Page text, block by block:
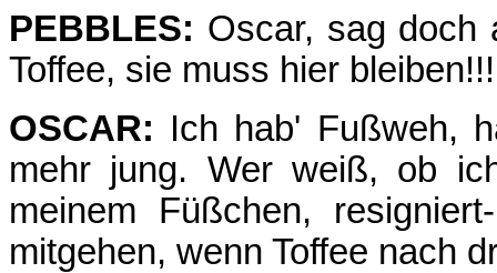
PEBBLES: Oscar, sag doch
Toffee, sie muss hier bleiben!!!
OSCAR: Ich hab' Fußweh,
mehr jung. Wer weiß, ob
meinem Füßchen,
mitgehen, wenn Toffee nach